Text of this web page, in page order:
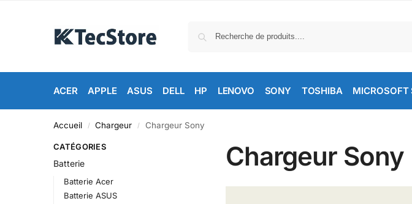
ACER APPLE ASUS DELL HP LENOVO SONY TOSHIBA MICROSOFT
Accueil / Chargeur / Chargeur Sony
Chargeur Sony
CATÉGORIES
Batterie
Batterie Acer
Batterie ASUS